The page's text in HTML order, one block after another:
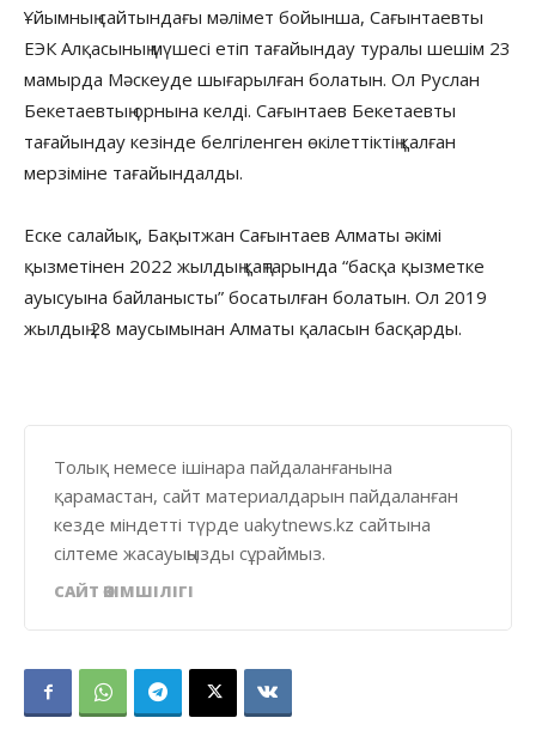
Ұйымның сайтындағы мәлімет бойынша, Сағынтаевты
ЕЭК Алқасының мүшесі етіп тағайындау туралы шешім 23
мамырда Мәскеуде шығарылған болатын. Ол Руслан
Бекетаевтың орнына келді. Сағынтаев Бекетаевты
тағайындау кезінде белгіленген өкілеттіктің қалған
мерзіміне тағайындалды.
Еске салайық, Бақытжан Сағынтаев Алматы әкімі
қызметінен 2022 жылдың қаңтарында “басқа қызметке
ауысуына байланысты” босатылған болатын. Ол 2019
жылдың 28 маусымынан Алматы қаласын басқарды.
Толық немесе ішінара пайдаланғанына
қарамастан, сайт материалдарын пайдаланған
кезде міндетті түрде uakytnews.kz сайтына
сілтеме жасауыңызды сұраймыз.
САЙТ ӘКІМШІЛІГІ